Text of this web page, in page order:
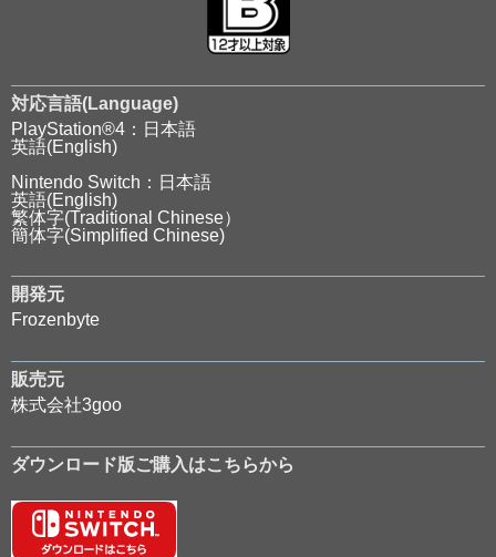
対応言語(Language)
PlayStation®4：日本語
英語(English)
Nintendo Switch：日本語
英語(English)
繁体字(Traditional Chinese）
簡体字(Simplified Chinese)
開発元
Frozenbyte
販売元
株式会社3goo
ダウンロード版ご購入はこちらから